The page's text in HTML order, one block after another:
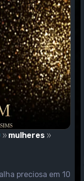
mulheres
preciosa em 10